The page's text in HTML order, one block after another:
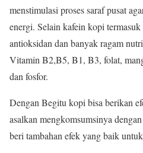
menstimulasi proses saraf pusat
energi. Selain kafein kopi
antioksidan dan banyak ragam
Vitamin B2,B5, B1, B3, folat,
dan fosfor.
Dengan Begitu kopi bisa berikan
asalkan mengkomsumsinya
beri tambahan efek yang baik